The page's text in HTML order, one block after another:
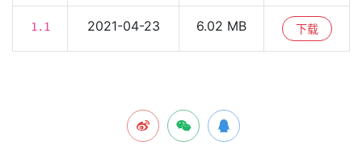
1.1 2021-04-23 6.02 MB 下载